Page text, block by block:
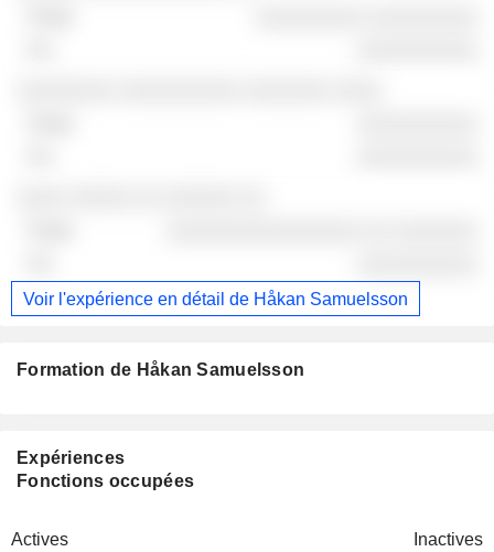
Voir l'expérience en détail de Håkan Samuelsson
Formation de Håkan Samuelsson
Expériences
Fonctions occupées
Actives Inactives